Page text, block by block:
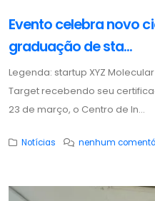
Evento celebra novo
graduação de sta...
Legenda: startup XYZ Molecular
Target recebendo seu
23 de março, o Centro de In...
Notícias nenhum